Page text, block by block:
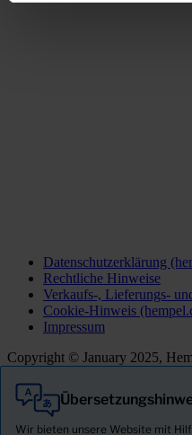
Datenschutzerklärung
Rechtliche Hinweise
Verkaufs-, Lieferungs-
Cookie-Hinweis
Impressum
Copyright © January 2025,
Wir bieten unsere Website mit
Alle
Produkte